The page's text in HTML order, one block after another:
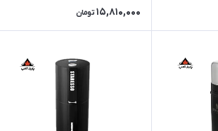
15,810,000 تومان